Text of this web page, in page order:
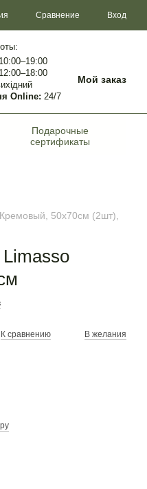
Сравнение Вход
10:00–19:00
12:00–18:00
Online: 24/7
Мой заказ
Подарочные
сертификаты
50х70см (2шт),
К сравнению В желания